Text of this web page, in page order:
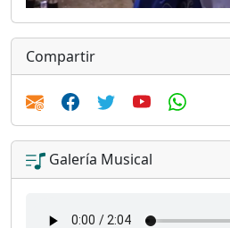
Compartir
Galería Musical